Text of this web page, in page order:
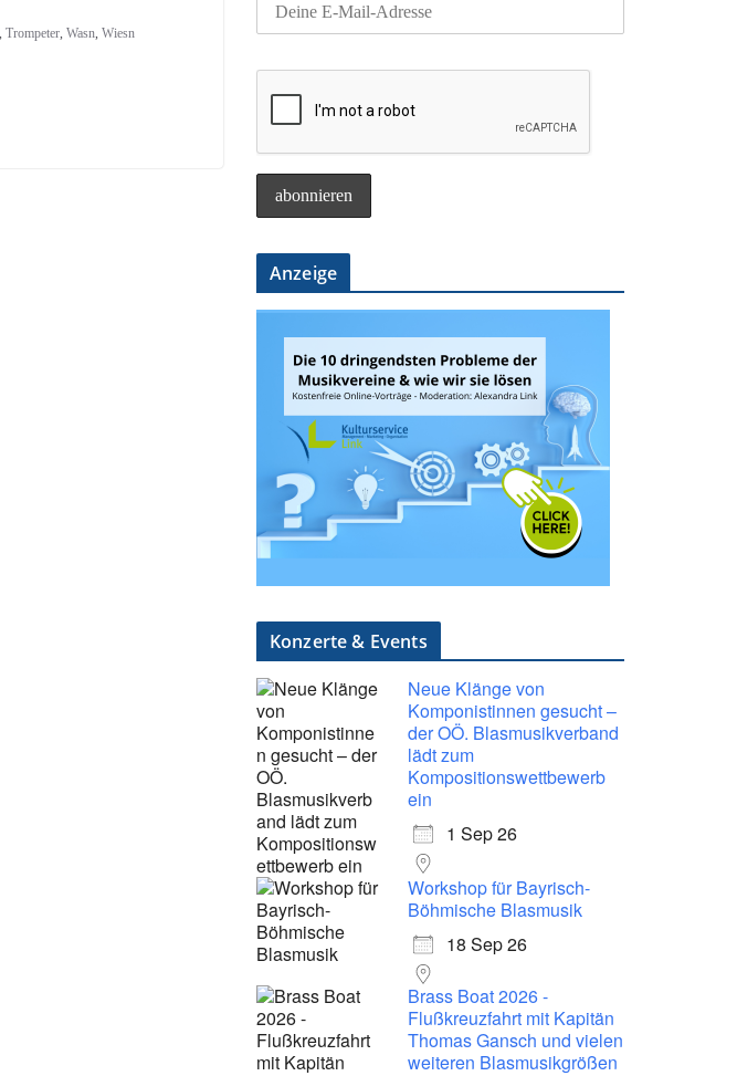
Trompeter Wasn Wiesn
Anzeige
Konzerte & Events
Neue Klänge von
Komponistinnen gesucht –
der OÖ. Blasmusikverband
lädt zum
Kompositionswettbewerb
ein
1 Sep 26
Workshop für Bayrisch-
Böhmische Blasmusik
18 Sep 26
Brass Boat 2026 -
Flußkreuzfahrt mit Kapitän
Thomas Gansch und vielen
weiteren Blasmusikgrößen